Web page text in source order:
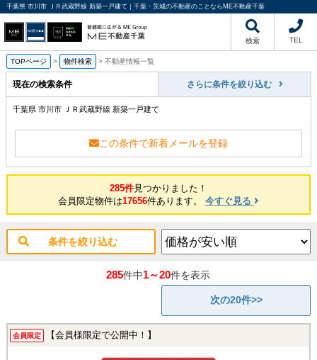
千葉県 市川市 ＪＲ武蔵野線 新築一戸建て｜千葉・茨城の不動産のことならME不動産千葉
検索 TEL
TOPページ > 物件検索 > 不動産情報一覧
現在の検索条件 さらに条件を絞り込む
千葉県 市川市 ＪＲ武蔵野線 新築一戸建て
この条件で新着メールを登録
285件見つかりました！
会員限定物件は17656件あります。 今すぐ見る
条件を絞り込む
285件中1～20件を表示
次の20件>>
会員限定 【会員様限定で公開中！】